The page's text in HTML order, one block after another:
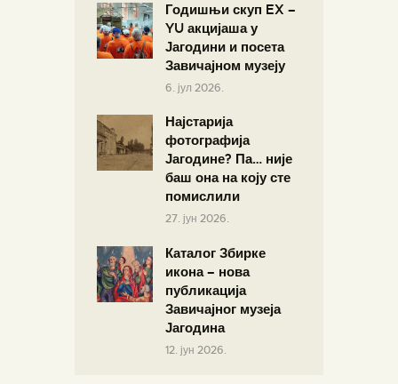
Годишњи скуп EX –
YU акцијаша у
Јагодини и посета
Завичајном музеју
6. јул 2026.
Најстарија
фотографија
Јагодине? Па… није
баш она на коју сте
помислили
27. јун 2026.
Каталог Збирке
икона – нова
публикација
Завичајног музеја
Јагодина
12. јун 2026.